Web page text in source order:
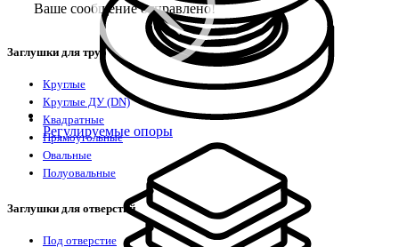
Регулируемые опоры
Ваше сообщение отправлено!
Заглушки для труб
Круглые
Круглые ДУ (DN)
Квадратные
Прямоугольные
Овальные
Полуовальные
Заглушки для отверстий
Под отверстие